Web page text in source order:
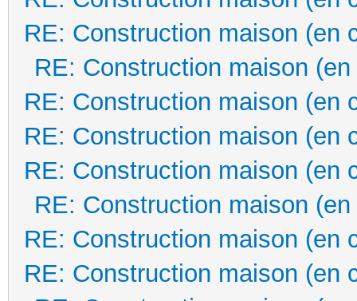
RE: Construction maison (en
RE: Construction maison
RE: Construction maison (en
RE: Construction maison (en
RE: Construction maison (en
RE: Construction maison
RE: Construction maison (en
RE: Construction maison (en